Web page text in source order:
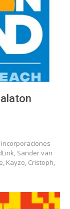
Sander van
Kayzo, Cristoph,